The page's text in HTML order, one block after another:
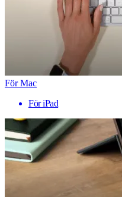
För Mac
För iPad